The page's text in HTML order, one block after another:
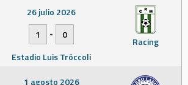
Racing
26 julio 2026
1
-
0
Estadio Luis Tróccoli
1 agosto 2026